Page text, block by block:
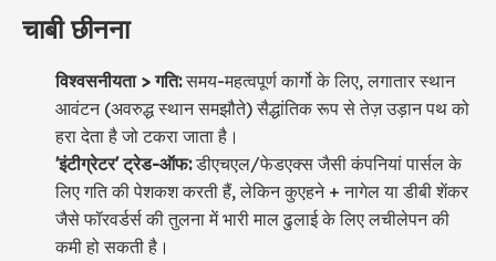
चाबी छीनना
विश्वसनीयता > गति:समय-महत्वपूर्ण कार्गो के लिए, लगातार स्थान
आवंटन (अवरुद्ध स्थान समझौते) सैद्धांतिक रूप से तेज़ उड़ान पथ को
हरा देता है जो टकरा जाता है।
'इंटीग्रेटर' ट्रेड-ऑफ:डीएचएल/फेडएक्स जैसी कंपनियां पार्सल के
लिए गति की पेशकश करती हैं, लेकिन कुएहने + नागेल या डीबी शेंकर
जैसे फॉरवर्डर्स की तुलना में भारी माल ढुलाई के लिए लचीलेपन की
कमी हो सकती है।